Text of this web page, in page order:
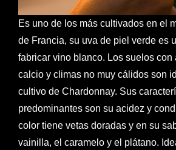
Es uno de los más cultivados en el
de Francia, su uva de piel verde es
fabricar vino blanco. Los suelos con
calcio y climas no muy cálidos son
cultivo de Chardonnay. Sus
predominantes son su acidez y
color tiene vetas doradas y en su
vainilla, el caramelo y el plátano.